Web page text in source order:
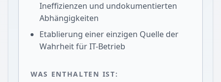
Ineffizienzen und undokumentierten
Abhängigkeiten
Etablierung einer einzigen Quelle der
Wahrheit für IT-Betrieb
WAS ENTHALTEN IST: